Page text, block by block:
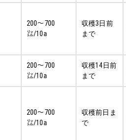
200～700
㍑/10a
収穫3日前
まで
200～700
㍑/10a
収穫14日前
まで
200～700
㍑/10a
収穫前日ま
で